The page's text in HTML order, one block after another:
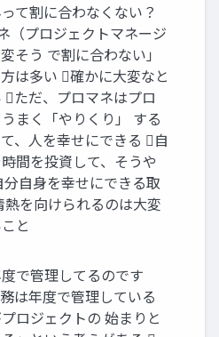
て割に合わなくない？
（プロジェクトマネージ
そう で割に合わない」
は多い 確かに大変なと
ただ、プロマネはプロ
まく「やりくり」 する
、人を幸せにできる 自
間を投資して、そうや
分自身を幸せにできる取
熱を向けられるのは大変
と
で管理してるのです
は年度で管理している
ロジェクトの 始まりと